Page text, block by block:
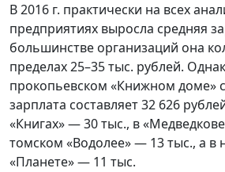
В 2016 г. практически на всех
предприятиях выросла средняя
большинстве организаций она
пределах 25–35 тыс. рублей.
прокопьевском «Книжном доме»
зарплата составляет 32 626
«Книгах» — 30 тыс., в
томском «Водолее» — 13 тыс., а в
«Планете» — 11 тыс.